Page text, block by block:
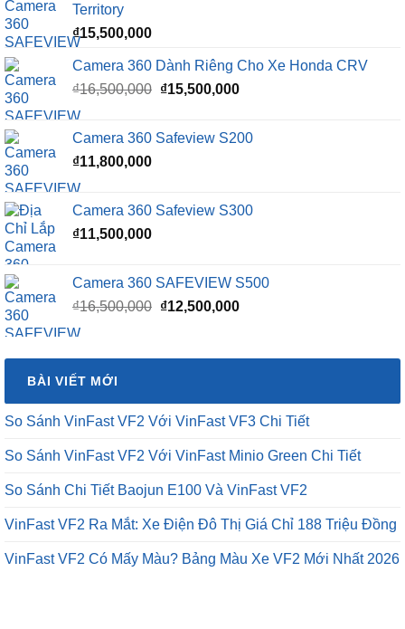
Territory
₫15,500,000
Camera 360 Dành Riêng Cho Xe Honda CRV
₫16,500,000 Giá
₫16,500,000.
₫15,500,000Giá
là:
Camera 360 Safeview S200
₫11,800,000
Camera 360 Safeview S300
₫11,500,000
Camera 360 SAFEVIEW S500
₫16,500,000 Giá
₫16,500,000.
₫12,500,000Giá
là:
BÀI VIẾT MỚI
So Sánh VinFast VF2 Với VinFast VF3 Chi Tiết
So Sánh VinFast VF2 Với VinFast Minio Green Chi Tiết
So Sánh Chi Tiết Baojun E100 Và VinFast VF2
VinFast VF2 Ra Mắt: Xe Điện Đô Thị Giá Chỉ 188 Triệu Đồng
VinFast VF2 Có Mấy Màu? Bảng Màu Xe VF2 Mới Nhất 2026